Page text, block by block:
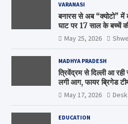
VARANASI
बनारस से अब “क्योटो” में
घाट पर 17 साल के बच्चें
May 25, 2026
MADHYA PRADESH
त्रिवेंद्रम से दिल्ली आ
लगी आग, फायर ब्रिगेड
May 17, 2026
EDUCATION